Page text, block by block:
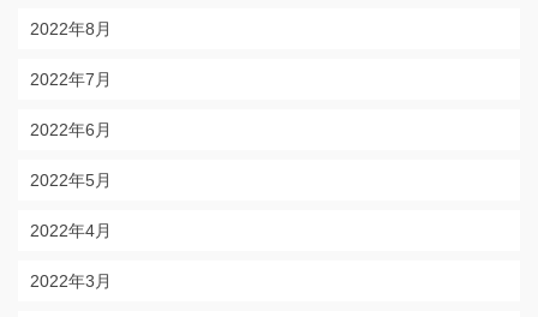
2022年8月
2022年7月
2022年6月
2022年5月
2022年4月
2022年3月